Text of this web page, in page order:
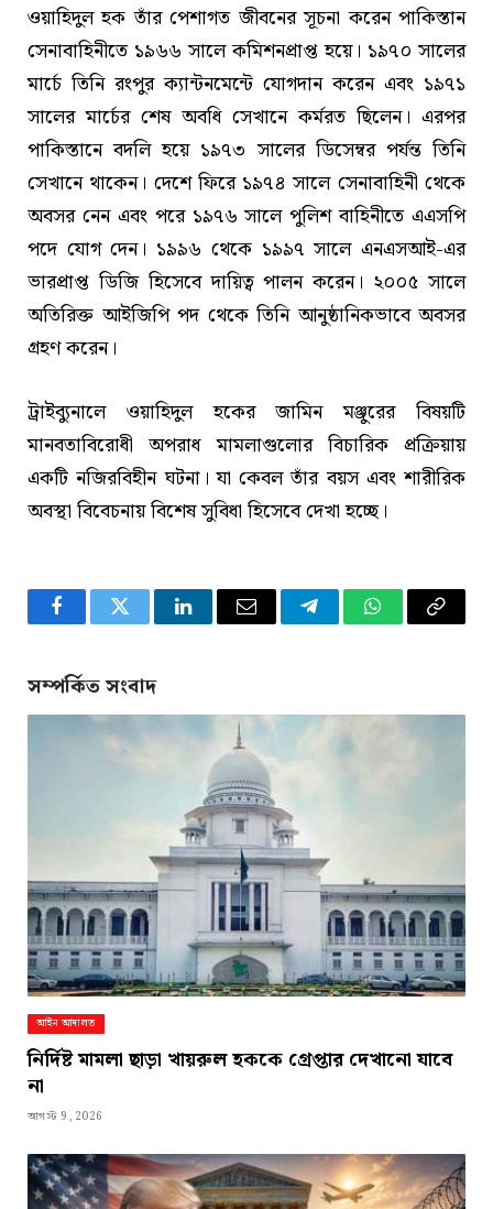
ওয়াহিদুল হক তাঁর পেশাগত জীবনের সূচনা করেন পাকিস্তান
সেনাবাহিনীতে ১৯৬৬ সালে কমিশনপ্রাপ্ত হয়ে। ১৯৭০ সালের
মার্চে তিনি রংপুর ক্যান্টনমেন্টে যোগদান করেন এবং ১৯৭১
সালের মার্চের শেষ অবধি সেখানে কর্মরত ছিলেন। এরপর
পাকিস্তানে বদলি হয়ে ১৯৭৩ সালের ডিসেম্বর পর্যন্ত তিনি
সেখানে থাকেন। দেশে ফিরে ১৯৭৪ সালে সেনাবাহিনী থেকে
অবসর নেন এবং পরে ১৯৭৬ সালে পুলিশ বাহিনীতে এএসপি
পদে যোগ দেন। ১৯৯৬ থেকে ১৯৯৭ সালে এনএসআই-এর
ভারপ্রাপ্ত ডিজি হিসেবে দায়িত্ব পালন করেন। ২০০৫ সালে
অতিরিক্ত আইজিপি পদ থেকে তিনি আনুষ্ঠানিকভাবে অবসর
গ্রহণ করেন।
ট্রাইব্যুনালে ওয়াহিদুল হকের জামিন মঞ্জুরের বিষয়টি
মানবতাবিরোধী অপরাধ মামলাগুলোর বিচারিক প্রক্রিয়ায়
একটি নজিরবিহীন ঘটনা। যা কেবল তাঁর বয়স এবং শারীরিক
অবস্থা বিবেচনায় বিশেষ সুবিধা হিসেবে দেখা হচ্ছে।
FacebookTwitter LinkedInEmail TelegramWhatsApp
Copy
সম্পর্কিত সংবাদ
আইন আদালত
নির্দিষ্ট মামলা ছাড়া খায়রুল হককে গ্রেপ্তার দেখানো যাবে
না
আগস্ট 9, 2026